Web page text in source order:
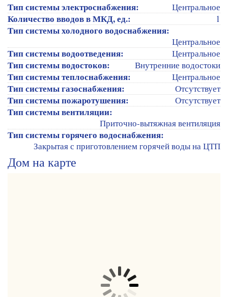
Тип системы электроснабжения: Центральное
Количество вводов в МКД, ед.: 1
Тип системы холодного водоснабжения:
Центральное
Тип системы водоотведения: Центральное
Тип системы водостоков: Внутренние водостоки
Тип системы теплоснабжения: Центральное
Тип системы газоснабжения: Отсутствует
Тип системы пожаротушения: Отсутствует
Тип системы вентиляции:
Приточно-вытяжная вентиляция
Тип системы горячего водоснабжения:
Закрытая с приготовлением горячей воды на ЦТП
Дом на карте